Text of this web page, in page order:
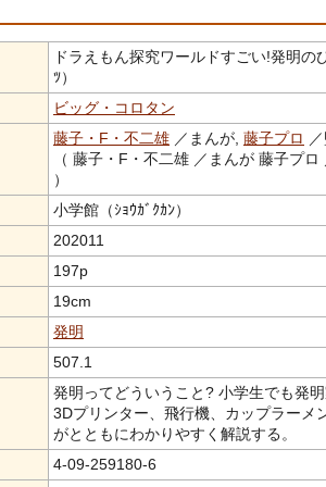
ドラえもん探究ワールドすごい!発明の
ﾂ）
ビッグ・コロタン
藤子・F・不二雄 ／まんが, 藤子プロ
（ 藤子・F・不二雄 ／まんが 藤子プ
）
小学館（ｼｮｳｶﾞｸｶﾝ）
202011
197p
19cm
発明
507.1
発明ってどういうこと? 小学生でも発
3Dプリンター、飛行機、カップラーメ
がとともにわかりやすく解説する。
4-09-259180-6